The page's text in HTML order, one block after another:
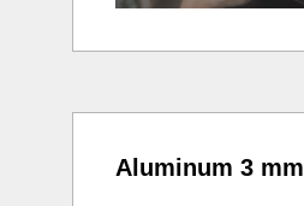
Aluminum 3 mm